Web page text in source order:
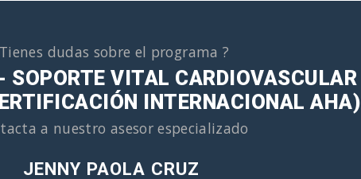
dudas sobre el programa ?
SOPORTE VITAL CARDIOVASCULAR
INTERNACIONAL AHA)
a nuestro asesor especializado
JENNY PAOLA CRUZ